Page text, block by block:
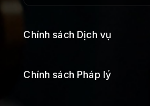
Chính sách Dịch vụ
Chính sách Pháp lý